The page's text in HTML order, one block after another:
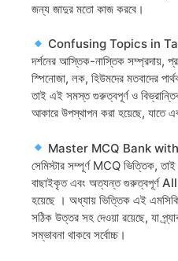
জন্য জাদুর মতো কাজ করবে।
Confusing Topics in
দর্শনের আস্তিক-নাস্তিক সম্প্রদায়,
স্পিনোজা, লক, হিউমদের মতবাদের
তাই এই সমস্ত গুরুত্বপূর্ণ ও
আকারে উপস্থাপন করা হয়েছে, যাতে
Master MCQ Bank
সেমিস্টার সম্পূর্ণ MCQ ভিত্তিক, তাই
বাছাইকৃত এবং অত্যন্ত গুরুত্বপূর্ণ
হয়েছে । অধ্যায় ভিত্তিক এই
সঠিক উত্তর সহ দেওয়া রয়েছে, যা
সম্ভাবনা থাকবে সর্বোচ্চ।